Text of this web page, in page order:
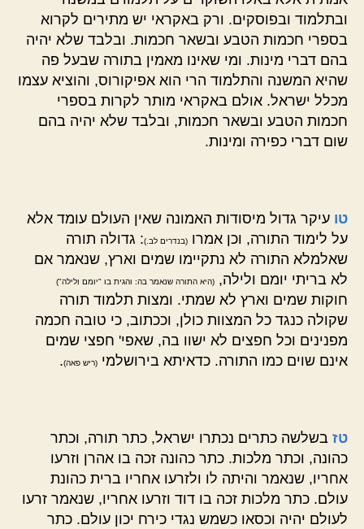
ובתלמוד ובפוסקים. ורק באקראי יש מתירים לקרוא
בספרי חכמות הטבע ובשאר חכמות. ובלבד שלא יהיה
בהם דברי מינות. ומי שאינו מאמין בתורה שבעל פה
שהיא המשנה והתלמוד הרי הוא אפיקורוס, והוציא עצמו
מכלל ישראל. אולם באקראי מותר לקרות בספרי
חכמות הטבע ובשאר חכמות, ובלבד שלא יהיה בהם
שום דברי כפירה ומינות.
טו עיקר גדול מיסודות האמונה שאין העולם עומד אלא
על לימוד התורה, וכן אמרו (בנדרים לב.): גדולה תורה
שאלמלא התורה לא נתקיימו שמים וארץ, שנאמר אם
לא בריתי יומם ולילה, (היא התורה שנאמר בה: והגית בו "יומם ולילה")
חוקות שמים וארץ לא שמתי. ומצות תלמוד תורה
שקולה כנגד כל המצוות כולן, וככתוב, כי טובה חכמה
מפנינים וכל חפצים לא ישוו בה, שאפי' חפצי שמים
אינם שוים כמו התורה. כדאיתא בירושלמי (ריש פאה).
טז בשלשה כתרים נכתרו ישראל, כתר תורה, וכתר
כהונה, וכתר מלכות. כתר כהונה זכה בו אהרן וזרעו
אחריו, שנאמר והיתה לו ולזרעו אחריו ברית כהונת
עולם. כתר מלכות זכה בו דוד וזרעו אחריו, שנאמר זרעו
לעולם יהיה וכסאו כשמש נגדי כירח יכון עולם. כתר